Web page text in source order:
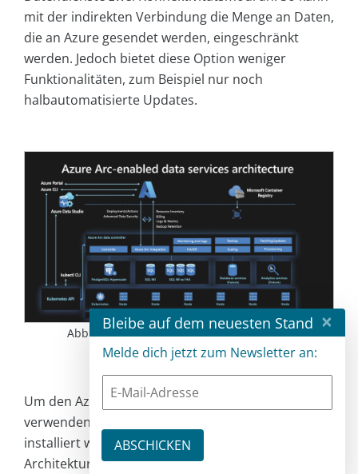
mit der indirekten Verbindung die Menge an Daten,
die an Azure gesendet werden, eingeschränkt
werden. Jedoch bietet diese Option weniger
Funktionalitäten, zum Beispiel nur noch
halbautomatisierte Updates.
Abb. 4: Architektur des Azure-Arc-fähigen
Datendiensts [3]
Um den Azure-Arc-fähigen Daten-Service zu
verwenden, muss der Azure Arc Data Controller
installiert werden.Abbildung 4
Architektur und verdeutlicht nochmals, dass ein
Bleibe auf dem neuesten Stand ×
Melde dich jetzt zum Newsletter an: